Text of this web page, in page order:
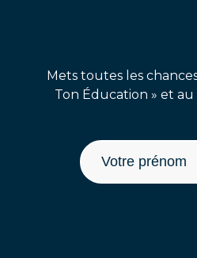
Mets toutes les
Ton Éducation » et